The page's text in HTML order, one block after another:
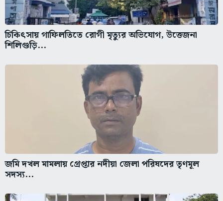
চিকিৎসায় গাফিলতিতে রোগী মৃত্যুর অভিযোগ, উত্তেজনা
শিলিগুড়ি...
জমি দখল মামলায় গ্রেপ্তার নদীয়া জেলা পরিষদের তৃণমূল
সদস্য...